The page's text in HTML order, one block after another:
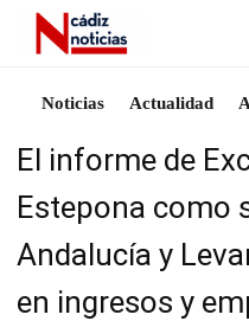
Noticias Actualidad
El informe de
Estepona como
Andalucía y
en ingresos y